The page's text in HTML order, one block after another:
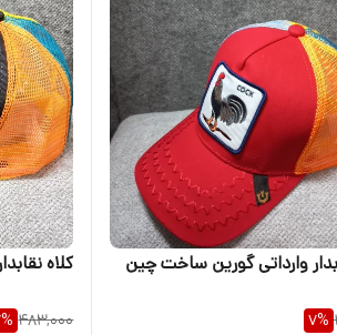
وارداتی گورین ساخت چین
7%
کلاه
483,000
%